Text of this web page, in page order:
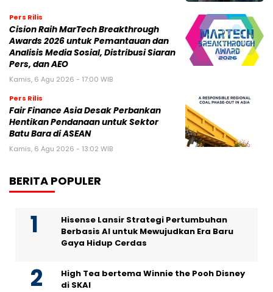
Pers Rilis
Cision Raih MarTech Breakthrough
Awards 2026 untuk Pemantauan dan
Analisis Media Sosial, Distribusi Siaran
Pers, dan AEO
Kamis, 6 Agu 2026 - 17:00 WIB
Pers Rilis
Fair Finance Asia Desak Perbankan
Hentikan Pendanaan untuk Sektor
Batu Bara di ASEAN
Kamis, 6 Agu 2026 - 13:02 WIB
BERITA POPULER
Hisense Lansir Strategi Pertumbuhan
Berbasis AI untuk Mewujudkan Era Baru
Gaya Hidup Cerdas
High Tea bertema Winnie the Pooh Disney
di SKAI